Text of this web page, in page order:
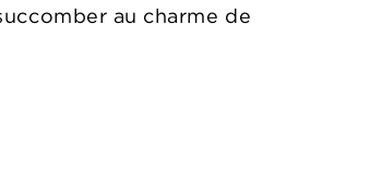
au charme de